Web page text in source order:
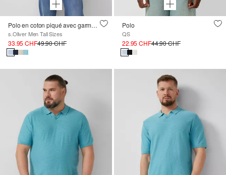
Polo en coton piqué avec garment dye
s.Oliver Men Tall Sizes
33.95 CHF49.90 CHF
Polo
QS
22.95 CHF44.90 CHF